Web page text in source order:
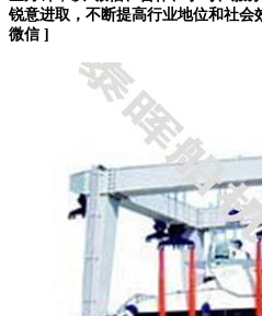
锐意进取，不断提高行业地位和社会
微信 ]